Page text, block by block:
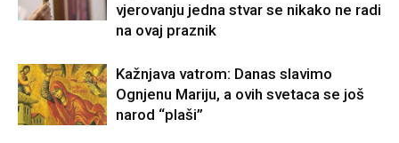
vjerovanju jedna stvar se nikako ne radi
na ovaj praznik
Kažnjava vatrom: Danas slavimo
Ognjenu Mariju, a ovih svetaca se još
narod “plaši”